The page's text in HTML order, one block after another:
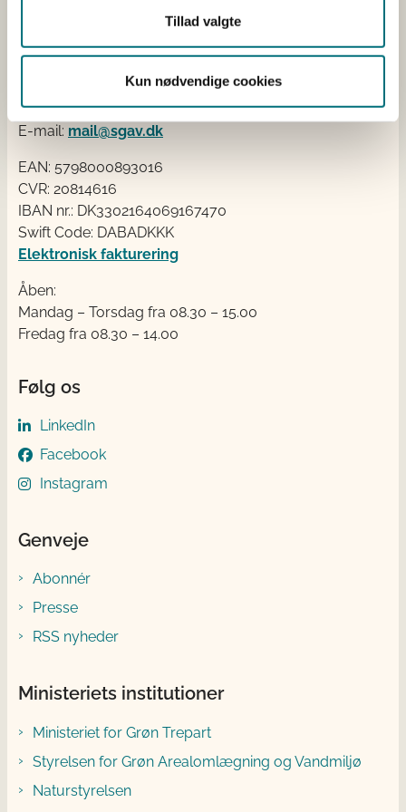
Tillad valgte
Kun nødvendige cookies
Styrelsen for Grøn Arealomlægning og Vandmiljø
1780 København V
Tlf.: +45 33 95 80 00
E-mail: mail@sgav.dk
EAN: 5798000893016
CVR: 20814616
IBAN nr.: DK3302164069167470
Swift Code: DABADKKK
Elektronisk fakturering
Åben:
Mandag – Torsdag fra 08.30 – 15.00
Fredag fra 08.30 – 14.00
Følg os
LinkedIn
Facebook
Instagram
Genveje
Abonnér
Presse
RSS nyheder
Ministeriets institutioner
Ministeriet for Grøn Trepart
Styrelsen for Grøn Arealomlægning og Vandmiljø
Naturstyrelsen